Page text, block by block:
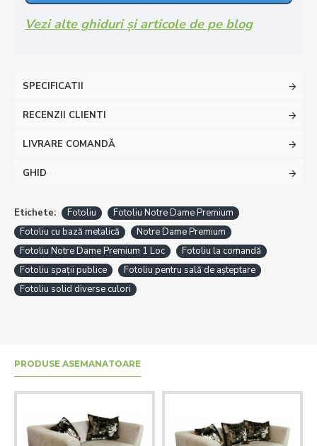
Vezi alte ghiduri și articole de pe blog
SPECIFICATII
RECENZII CLIENTI
LIVRARE COMANDĂ
GHID
Etichete: Fotoliu
Fotoliu Notre Dame Premium
Fotoliu cu bază metalică
Notre Dame Premium
Fotoliu Notre Dame Premium 1 Loc
Fotoliu la comandă
Fotoliu spații publice
Fotoliu pentru sală de așteptare
Fotoliu solid diverse culori
PRODUSE ASEMANATOARE